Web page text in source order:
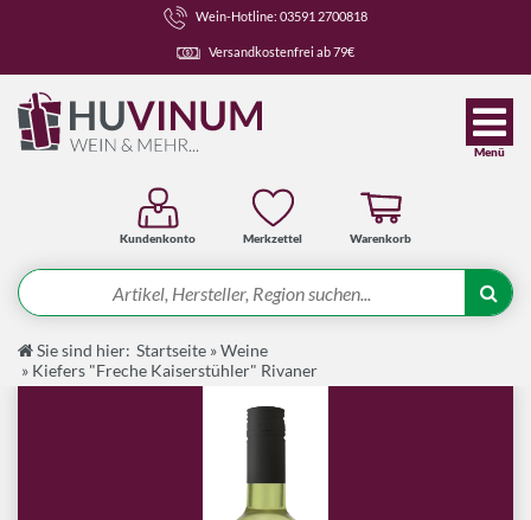
Wein-Hotline: 03591 2700818
Versandkostenfrei ab 79€
Kundenkonto Merkzettel Warenkorb
Menü
Angebote
Wein-Pakete
Spirituosen-Pakete
Weine
Spirituosen
Sie sind hier: Startseite »Weine
» Kiefers "Freche Kaiserstühler" Rivaner